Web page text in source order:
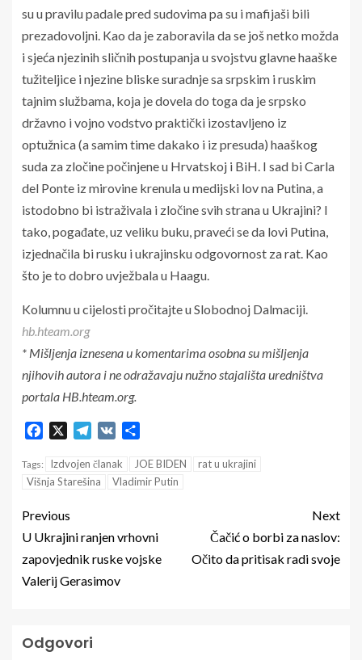
su u pravilu padale pred sudovima pa su i mafijaši bili
prezadovoljni. Kao da je zaboravila da se još netko možda
i sjeća njezinih sličnih postupanja u svojstvu glavne haaške
tužiteljice i njezine bliske suradnje sa srpskim i ruskim
tajnim službama, koja je dovela do toga da je srpsko
državno i vojno vodstvo praktički izostavljeno iz
optužnica (a samim time dakako i iz presuda) haaškog
suda za zločine počinjene u Hrvatskoj i BiH. I sad bi Carla
del Ponte iz mirovine krenula u medijski lov na Putina, a
istodobno bi istraživala i zločine svih strana u Ukrajini? I
tako, pogađate, uz veliku buku, praveći se da lovi Putina,
izjednačila bi rusku i ukrajinsku odgovornost za rat. Kao
što je to dobro uvježbala u Haagu.
Kolumnu u cijelosti pročitajte u Slobodnoj Dalmaciji.
hb.hteam.org
* Mišljenja iznesena u komentarima osobna su mišljenja
njihovih autora i ne odražavaju nužno stajališta uredništva
portala HB.hteam.org.
Facebook Telegram
VK
Tags: Izdvojen članak JOE BIDEN
rat u ukrajini
Višnja Starešina
Vladimir Putin
Previous
U Ukrajini ranjen vrhovni
zapovjednik ruske vojske
Valerij Gerasimov
Next
Čačić o borbi za naslov:
Očito da pritisak radi svoje
Odgovori